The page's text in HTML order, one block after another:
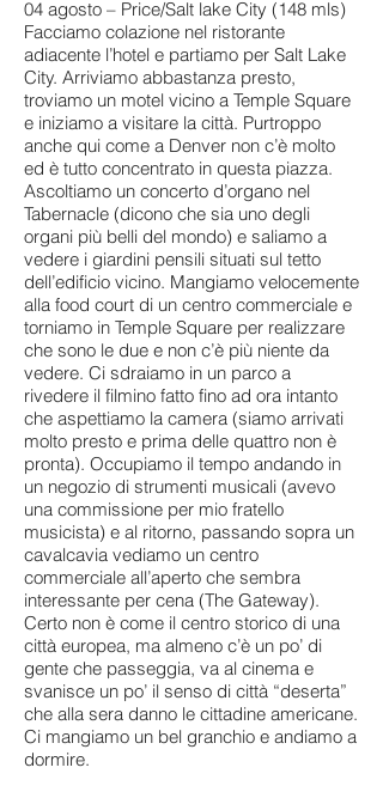
04 agosto – Price/Salt lake City (148 mls)
Facciamo colazione nel ristorante
adiacente l’hotel e partiamo per Salt Lake
City. Arriviamo abbastanza presto,
troviamo un motel vicino a Temple Square
e iniziamo a visitare la città. Purtroppo
anche qui come a Denver non c’è molto
ed è tutto concentrato in questa piazza.
Ascoltiamo un concerto d’organo nel
Tabernacle (dicono che sia uno degli
organi più belli del mondo) e saliamo a
vedere i giardini pensili situati sul tetto
dell’edificio vicino. Mangiamo velocemente
alla food court di un centro commerciale e
torniamo in Temple Square per realizzare
che sono le due e non c’è più niente da
vedere. Ci sdraiamo in un parco a
rivedere il filmino fatto fino ad ora intanto
che aspettiamo la camera (siamo arrivati
molto presto e prima delle quattro non è
pronta). Occupiamo il tempo andando in
un negozio di strumenti musicali (avevo
una commissione per mio fratello
musicista) e al ritorno, passando sopra un
cavalcavia vediamo un centro
commerciale all’aperto che sembra
interessante per cena (The Gateway).
Certo non è come il centro storico di una
città europea, ma almeno c’è un po’ di
gente che passeggia, va al cinema e
svanisce un po’ il senso di città “deserta”
che alla sera danno le cittadine americane.
Ci mangiamo un bel granchio e andiamo a
dormire.